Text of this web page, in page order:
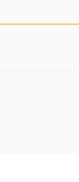
。